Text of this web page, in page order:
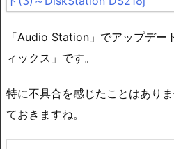
「Audio Station」でアップデー
ィックス」です。
特に不具合を感じたことはあり
ておきますね。